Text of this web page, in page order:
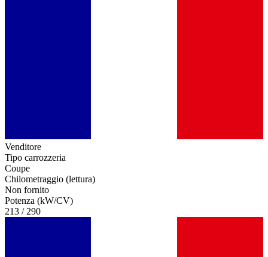
Venditore
Tipo carrozzeria
Coupe
Chilometraggio (lettura)
Non fornito
Potenza (kW/CV)
213 / 290